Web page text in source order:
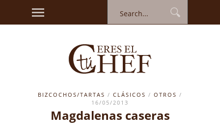
BIZCOCHOS/TARTAS / CLÁSICOS / OTROS /
16/05/2013
Magdalenas caseras